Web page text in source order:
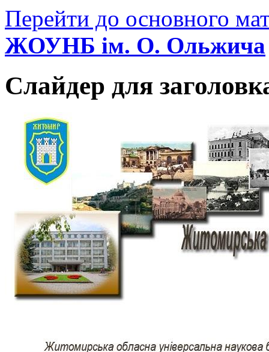
Перейти до основного
ЖОУНБ ім. О. Ольжича
Слайдер для